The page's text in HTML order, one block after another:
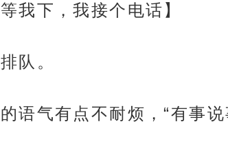
我下，我接个电话】
队。
语气有点不耐烦，“有事